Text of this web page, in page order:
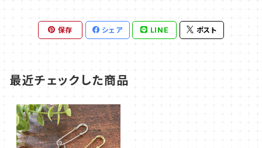
保存 シェア LINE ポスト
最近チェックした商品